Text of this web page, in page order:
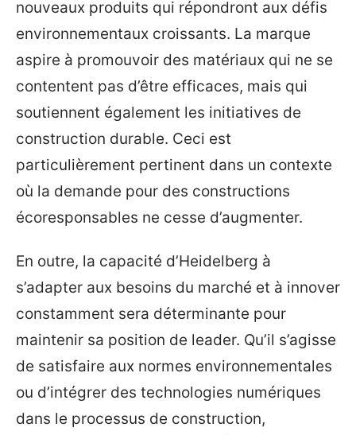
nouveaux produits qui répondront aux défis
environnementaux croissants. La marque
aspire à promouvoir des matériaux qui ne se
contentent pas d’être efficaces, mais qui
soutiennent également les initiatives de
construction durable. Ceci est
particulièrement pertinent dans un contexte
où la demande pour des constructions
écoresponsables ne cesse d’augmenter.
En outre, la capacité d’Heidelberg à
s’adapter aux besoins du marché et à innover
constamment sera déterminante pour
maintenir sa position de leader. Qu’il s’agisse
de satisfaire aux normes environnementales
ou d’intégrer des technologies numériques
dans le processus de construction,